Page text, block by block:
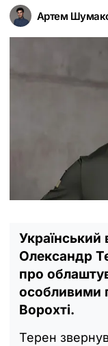
Артем
Український
Олександр
про
особливими
Ворохті.
Терен